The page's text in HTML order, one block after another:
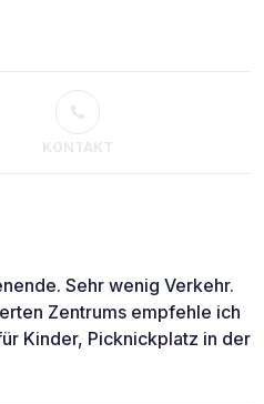
KONTAKT
Sehr wenig Verkehr.
Zentrums empfehle ich
Kinder, Picknickplatz in der